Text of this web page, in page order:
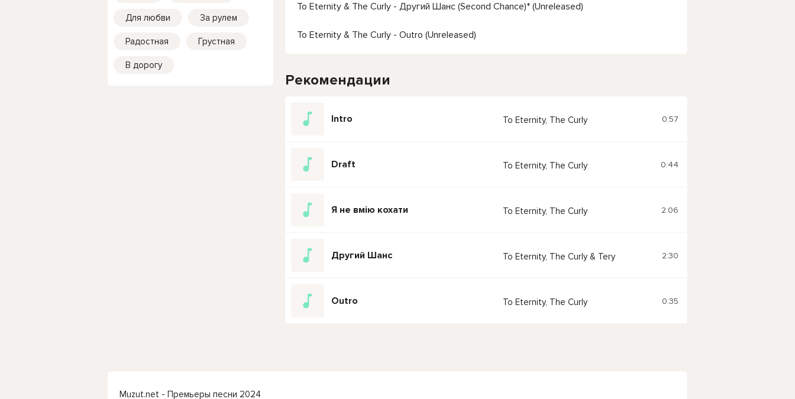
Для любви За рулем
Радостная Грустная
В дорогу
To Eternity & The Curly - Другий Шанс (Second Chance)* (Unreleased)
To Eternity & The Curly - Outro (Unreleased)
Рекомендации
Intro To Eternity, The Curly 0:57
Draft To Eternity, The Curly 0:44
Я не вмію кохати To Eternity, The Curly 2:06
Другий Шанс To Eternity, The Curly & Tery 2:30
Outro To Eternity, The Curly 0:35
Muzut.net - Премьеры песни 2024